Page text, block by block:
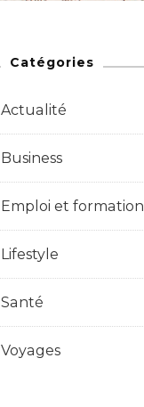
Catégories
Actualité
Business
Emploi et formation
Lifestyle
Santé
Voyages